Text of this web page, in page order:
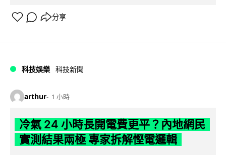
分享
科技娛樂 科技新聞
arthur 1 小時
冷氣 24 小時長開電費更平？內地網民
實測結果兩極 專家拆解慳電邏輯